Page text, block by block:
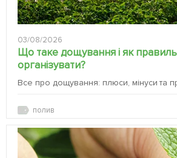
03/08/2026
Що таке дощування і як
організувати?
Все про дощування: плюси, мінуси та
полив